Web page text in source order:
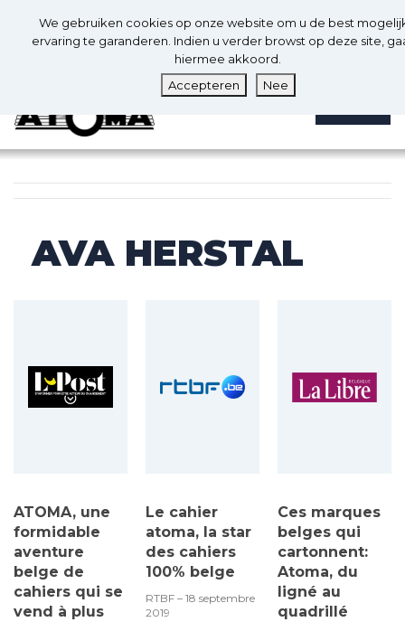
Nl
0 0
AVA HERSTAL
ATOMA, une
formidable
aventure
belge de
cahiers qui se
vend à plus
Le cahier
atoma, la star
des cahiers
100% belge
RTBF – 18 septembre
2019
Ces marques
belges qui
cartonnent:
Atoma, du
ligné au
quadrillé
We gebruiken cookies op onze website om u de best
ervaring te garanderen. Indien u verder browst op deze site,
hiermee akkoord.
Accepteren
Nee